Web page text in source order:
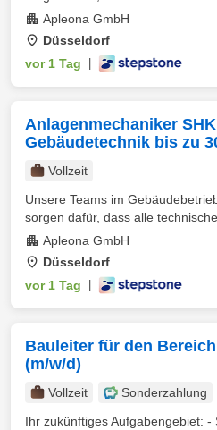
Apleona GmbH
Düsseldorf
vor 1 Tag
Anlagenmechaniker
Gebäudetechnik bis zu
Vollzeit
Unsere Teams im
sorgen dafür, dass alle
Apleona GmbH
Düsseldorf
vor 1 Tag
Bauleiter für den
(m/w/d)
Vollzeit
Sonderzahlung
Ihr zukünftiges Aufgabengebiet: